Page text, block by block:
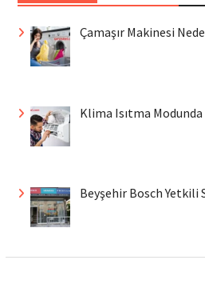
Çamaşır Makinesi
Klima Isıtma Modunda
Beyşehir Bosch Yetkili